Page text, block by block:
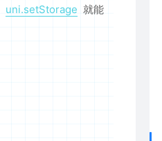
uni.setStorage 就能